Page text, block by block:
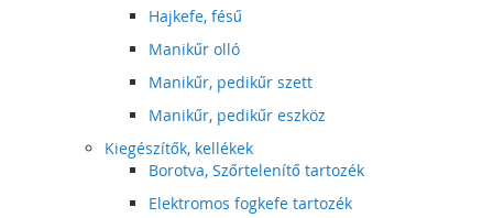
Hajkefe, fésű
Manikűr olló
Manikűr, pedikűr szett
Manikűr, pedikűr eszköz
Kiegészítők, kellékek
Borotva, Szőrtelenítő tartozék
Elektromos fogkefe tartozék